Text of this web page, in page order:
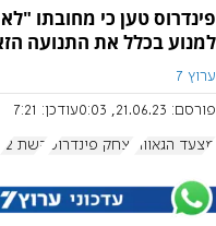
פינדרוס טען כי מחובתו
למנוע בכלל את התנועה
ערוץ 7
פורסם: 21.06.23, 0:03 עודכן: 7:21
מצעד הגאווה יצחק פינדרוס קשת 12